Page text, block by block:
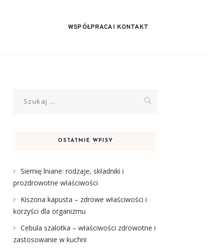
WSPÓŁPRACA I KONTAKT
OSTATNIE WPISY
Siemię lniane: rodzaje, składniki i
prozdrowotne właściwości
Kiszona kapusta – zdrowe właściwości i
korzyści dla organizmu
Cebula szalotka – właściwości zdrowotne i
zastosowanie w kuchni